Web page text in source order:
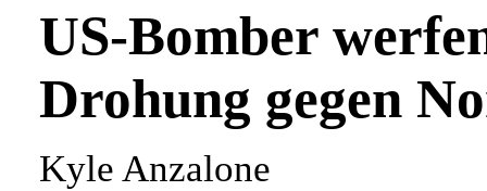
US-Bomber
Drohung gegen
Kyle Anzalone